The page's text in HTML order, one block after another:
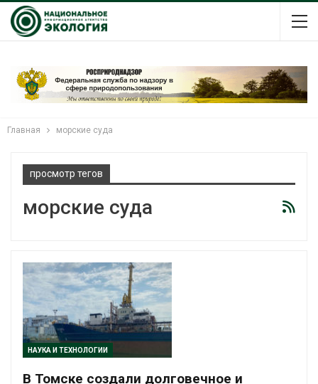
Главная морские суда
просмотр тегов
морские суда
НАУКА И ТЕХНОЛОГИИ
В Томске создали долговечное и